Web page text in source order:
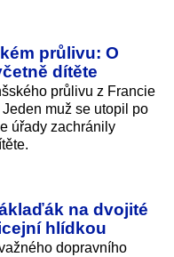
průlivu: O
dítěte
průlivu z Francie
muž se utopil po
úřady zachránily
na dvojité
hlídkou
dopravního